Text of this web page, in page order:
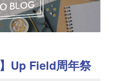
Up Field周年祭